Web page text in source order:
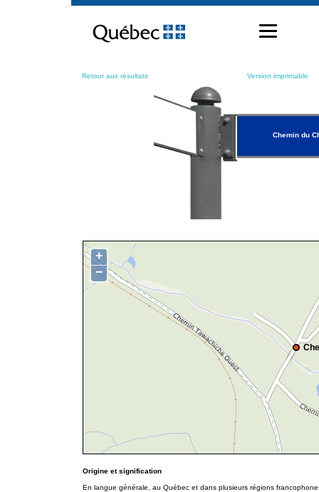
contenu
Retour aux résultats Version imprimable
Chemin du
+
−
Origine et signification
En langue générale, au Québec et dans plusieurs régions